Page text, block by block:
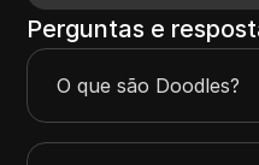
Perguntas e
O que são Doodles?